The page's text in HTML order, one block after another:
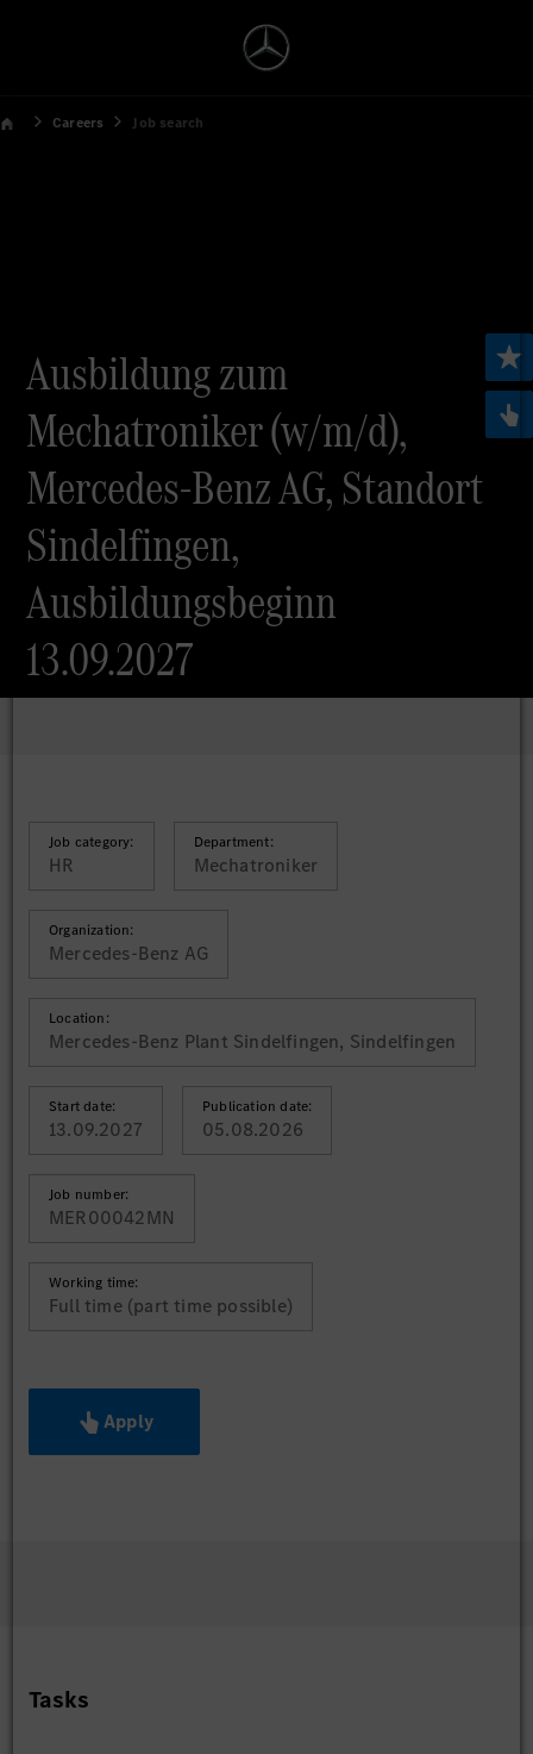
Careers Job search
Ausbildung zum
Mechatroniker (w/m/d),
Mercedes-Benz AG, Standort
Sindelfingen,
Ausbildungsbeginn
13.09.2027
Job category:
HR
Department:
Mechatroniker
Organization:
Mercedes-Benz AG
Location:
Mercedes-Benz Plant Sindelfingen, Sindelfingen
Start date:
13.09.2027
Publication date:
05.08.2026
Job number:
MER00042MN
Working time:
Full time (part time possible)
Apply
Tasks